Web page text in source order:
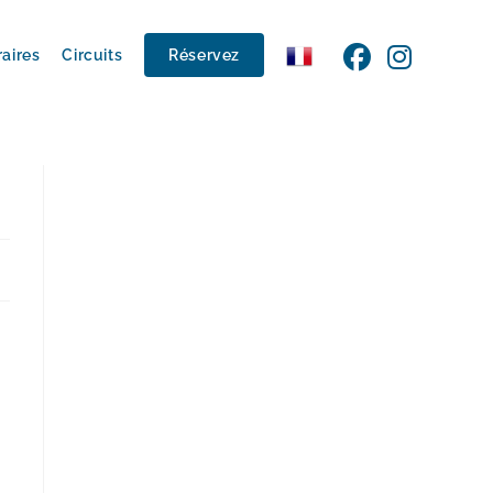
Circuits Réservez